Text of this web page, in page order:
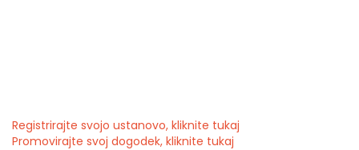
Registrirajte svojo ustanovo, kliknite tukaj
Promovirajte svoj dogodek, kliknite tukaj